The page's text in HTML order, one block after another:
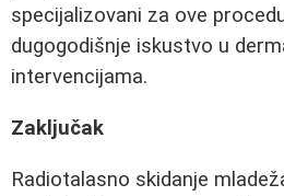
specijalizovani za ove
dugogodišnje iskustvo u
intervencijama.
Zaključak
Radiotalasno skidanje